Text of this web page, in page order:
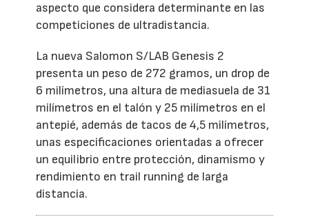
aspecto que considera determinante en las
competiciones de ultradistancia.
La nueva Salomon S/LAB Genesis 2
presenta un peso de 272 gramos, un drop de
6 milímetros, una altura de mediasuela de 31
milímetros en el talón y 25 milímetros en el
antepié, además de tacos de 4,5 milímetros,
unas especificaciones orientadas a ofrecer
un equilibrio entre protección, dinamismo y
rendimiento en trail running de larga
distancia.